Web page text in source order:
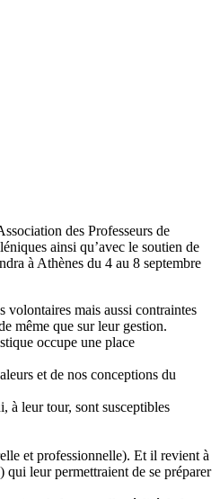
des Professeurs de
ainsi qu’avec le soutien de
à Athènes du 4 au 8 septembre
volontaires mais aussi contraintes
même que sur leur gestion.
occupe une place
et de nos conceptions du
à leur tour, sont susceptibles
et professionnelle). Et il revient à
leur permettraient de se préparer